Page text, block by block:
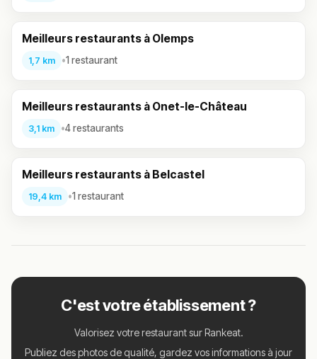
Meilleurs restaurants à Olemps
1,7 km •1 restaurant
Meilleurs restaurants à Onet-le-Château
3,1 km •4 restaurants
Meilleurs restaurants à Belcastel
19,4 km •1 restaurant
C'est votre établissement ?
Valorisez votre restaurant sur Rankeat.
Publiez des photos de qualité, gardez vos informations à jour